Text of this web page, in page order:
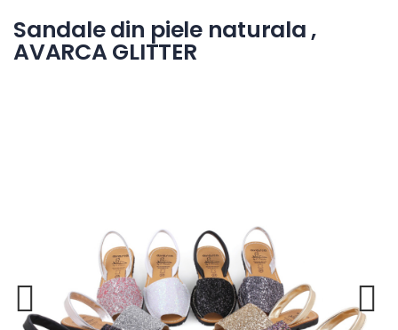
Sandale din piele naturala ,
AVARCA GLITTER